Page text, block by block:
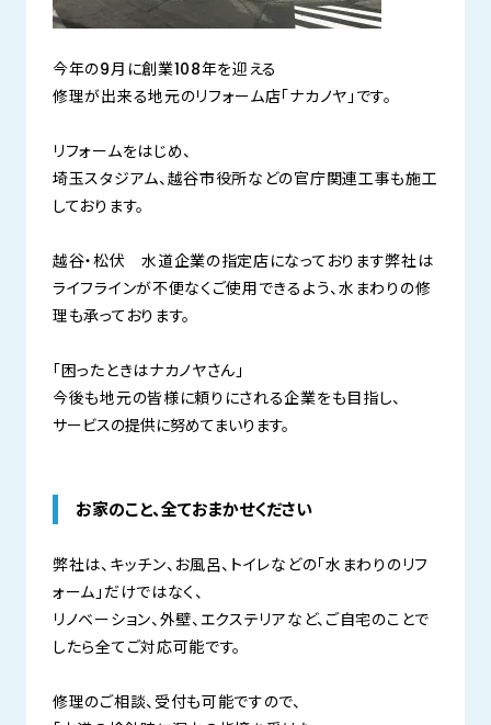
今年の9月に創業108年を迎える
修理が出来る地元のリフォーム店「ナカノヤ」です。
リフォームをはじめ、
埼玉スタジアム、越谷市役所などの官庁関連工事も施工
しております。
越谷・松伏 水道企業の指定店になっております弊社は
ライフラインが不便なくご使用できるよう、水まわりの修
理も承っております。
「困ったときはナカノヤさん」
今後も地元の皆様に頼りにされる企業をも目指し、
サービスの提供に努めてまいります。
お家のこと、全ておまかせください
弊社は、キッチン、お風呂、トイレなどの「水まわりのリフ
ォーム」だけではなく、
リノベーション、外壁、エクステリアなど、ご自宅のことで
したら全てご対応可能です。
修理のご相談、受付も可能ですので、